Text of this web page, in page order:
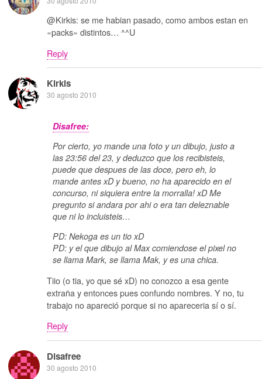
@Kirkis: se me habian pasado, como ambos estan en
«packs» distintos… ^^U
Reply
Kirkis
30 agosto 2010
Disafree:
Por cierto, yo mande una foto y un dibujo, justo a
las 23:56 del 23, y deduzco que los recibisteis,
puede que despues de las doce, pero eh, lo
mande antes xD y bueno, no ha aparecido en el
concurso, ni siquiera entre la morralla! xD Me
pregunto si andara por ahi o era tan deleznable
que ni lo incluisteis…
PD: Nekoga es un tio xD
PD: y el que dibujo al Max comiendose el pixel no
se llama Mark, se llama Mak, y es una chica.
Tiio (o tia, yo que sé xD) no conozco a esa gente
extraña y entonces pues confundo nombres. Y no, tu
trabajo no apareció porque si no apareceria sí o sí.
Reply
Disafree
30 agosto 2010